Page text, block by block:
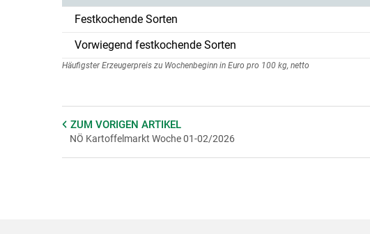
Festkochende Sorten
Vorwiegend festkochende Sorten
Häufigster Erzeugerpreis zu Wochenbeginn in Euro pro 100 kg, netto
ZUM VORIGEN ARTIKEL
NÖ Kartoffelmarkt Woche 01-02/2026